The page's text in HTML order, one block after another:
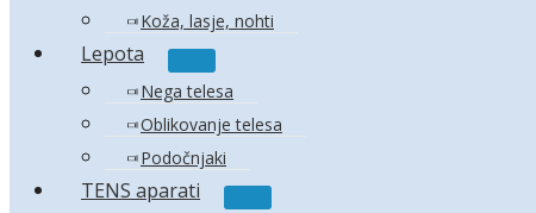
Koža, lasje, nohti
Lepota
Menu
Toggle
Nega telesa
Oblikovanje telesa
Podočnjaki
TENS aparati
Menu